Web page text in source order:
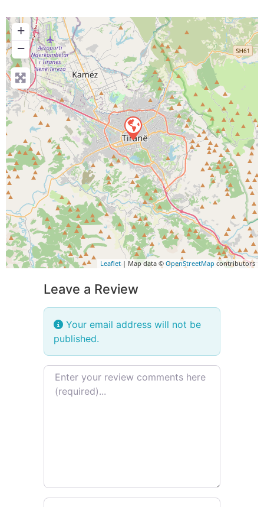
+
−
Leaflet | Map data © OpenStreetMap contributors
Leave a Review
Your email address will not be
published.
Review text